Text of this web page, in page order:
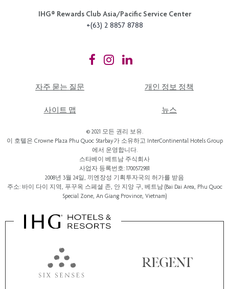
IHG®️ Rewards Club Asia/Pacific Service Center
+(63) 2 8857 8788
자주 묻는 질문 개인 정보 정책
사이트 맵 뉴스
© 2021 모든 권리 보유.
이 호텔은 Crowne Plaza Phu Quoc Starbay가 소유하고 InterContinental Hotels Group
에서 운영합니다.
스타베이 베트남 주식회사
사업자 등록번호: 1700572981
2008년 3월 24일, 끼엔장성 기획투자국의 허가를 받음
주소: 바이 다이 지역, 푸꾸옥 스페셜 존, 안 지앙 구, 베트남 (Bai Dai Area, Phu Quoc
Special Zone, An Giang Province, Vietnam)